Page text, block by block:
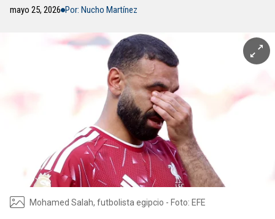
mayo 25, 2026 Por: Nucho Martínez
Mohamed Salah, futbolista egipcio - Foto: EFE